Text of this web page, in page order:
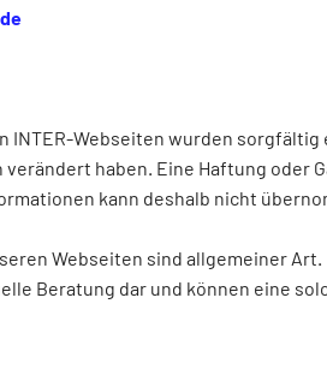
INTER-Webseiten wurden
verändert haben. Eine Haftung
kann deshalb nicht
Webseiten sind allgemeiner Art.
Beratung dar und können eine